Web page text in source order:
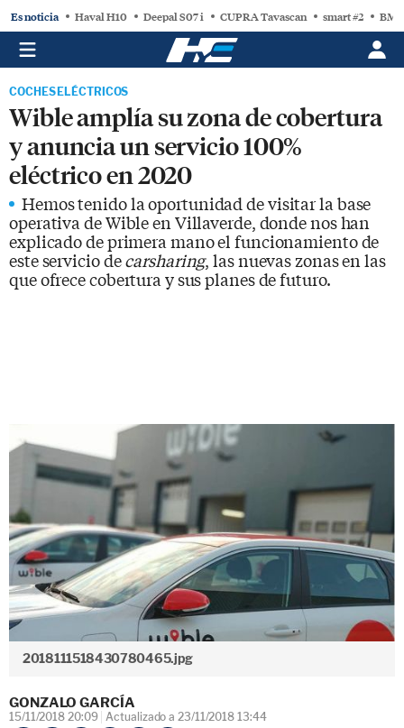
Es noticia Haval H10 Deepal S07 i CUPRA Tavascan smart #2
COCHES ELÉCTRICOS
Wible amplía su zona de cobertura
y anuncia un servicio 100%
eléctrico en 2020
Hemos tenido la oportunidad de visitar la base
operativa de Wible en Villaverde, donde nos han
explicado de primera mano el funcionamiento de
este servicio decarsharing, las nuevas zonas en las
que ofrece cobertura y sus planes de futuro.
2018111518430780465.jpg
GONZALO GARCÍA
15/11/2018 20:09 Actualizado a 23/11/2018 13:44